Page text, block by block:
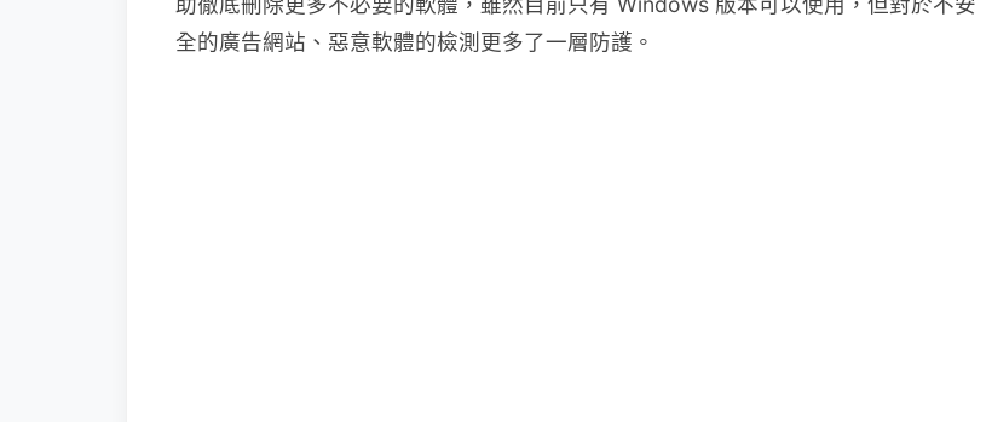
全的廣告網站、惡意軟體的檢測更多了一層防護。